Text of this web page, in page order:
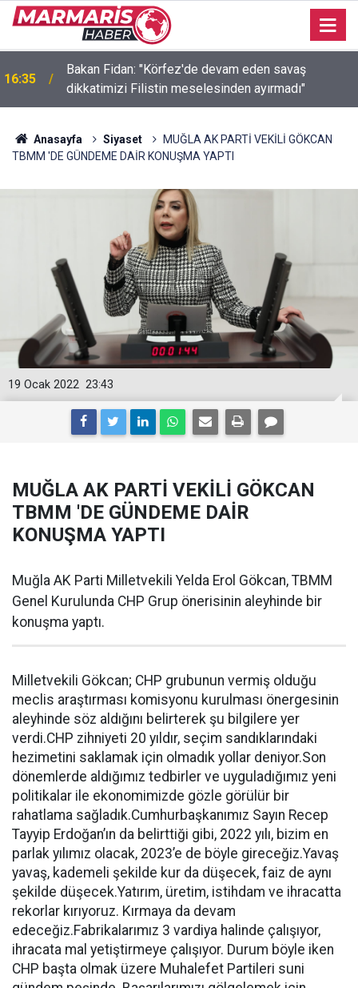
16:35
Bakan Fidan: "Körfez'de devam eden savaş
dikkatimizi Filistin meselesinden ayırmadı"
Anasayfa Siyaset
MUĞLA AK PARTİ VEKİLİ GÖKCAN
TBMM 'DE GÜNDEME DAİR KONUŞMA YAPTI
23:43
19 Ocak 2022
MUĞLA AK PARTİ VEKİLİ GÖKCAN
TBMM 'DE GÜNDEME DAİR
KONUŞMA YAPTI
Muğla AK Parti Milletvekili Yelda Erol Gökcan, TBMM
Genel Kurulunda CHP Grup önerisinin aleyhinde bir
konuşma yaptı.
Milletvekili Gökcan; CHP grubunun vermiş olduğu
meclis araştırması komisyonu kurulması önergesinin
aleyhinde söz aldığını belirterek şu bilgilere yer
verdi.CHP zihniyeti 20 yıldır, seçim sandıklarındaki
hezimetini saklamak için olmadık yollar deniyor.Son
dönemlerde aldığımız tedbirler ve uyguladığımız yeni
politikalar ile ekonomimizde gözle görülür bir
rahatlama sağladık.Cumhurbaşkanımız Sayın Recep
Tayyip Erdoğan’ın da belirttiği gibi, 2022 yılı, bizim en
parlak yılımız olacak, 2023’e de böyle gireceğiz.Yavaş
yavaş, kademeli şekilde kur da düşecek, faiz de aynı
şekilde düşecek.Yatırım, üretim, istihdam ve ihracatta
rekorlar kırıyoruz. Kırmaya da devam
edeceğiz.Fabrikalarımız 3 vardiya halinde çalışıyor,
ihracata mal yetiştirmeye çalışıyor. Durum böyle iken
CHP başta olmak üzere Muhalefet Partileri suni